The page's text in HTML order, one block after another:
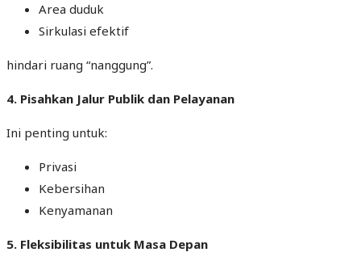
Area duduk
Sirkulasi efektif
hindari ruang “nanggung”.
4. Pisahkan Jalur Publik dan Pelayanan
Ini penting untuk:
Privasi
Kebersihan
Kenyamanan
5. Fleksibilitas untuk Masa Depan